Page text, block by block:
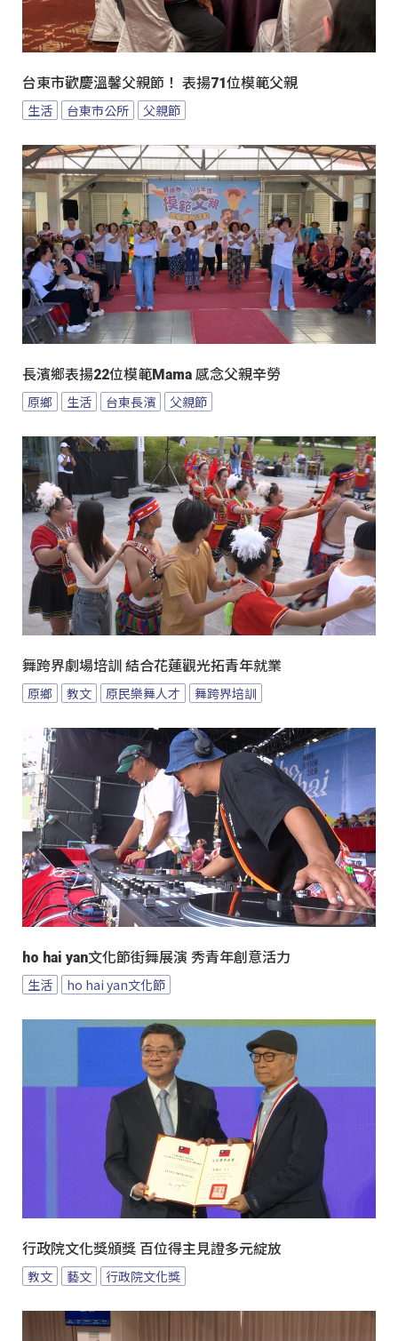
台東市歡慶溫馨父親節！ 表揚71位模範父親
生活 台東市公所 父親節
長濱鄉表揚22位模範Mama 感念父親辛勞
原鄉 生活 台東長濱 父親節
舞跨界劇場培訓 結合花蓮觀光拓青年就業
原鄉 教文 原民樂舞人才 舞跨界培訓
ho hai yan文化節街舞展演 秀青年創意活力
生活 ho hai yan文化節
行政院文化獎頒獎 百位得主見證多元綻放
教文 藝文 行政院文化獎